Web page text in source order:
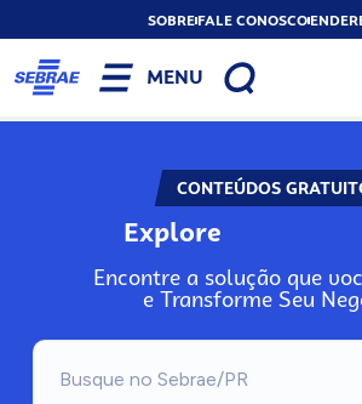
SOBREFALE CONOSCO
MENU
CONTEÚDOS
Explore
Encontre a solução que
e Transforme Seu